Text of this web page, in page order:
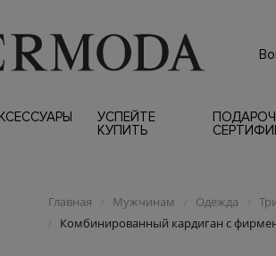
УСПЕЙТЕ
КУПИТЬ
Главная / Мужчинам / Одежда /
/ Комбинированный кардиган с